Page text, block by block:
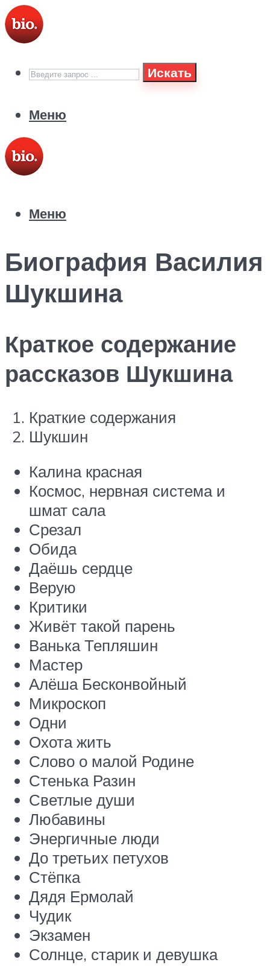
Искать
Меню
Меню
Биография Василия
Шукшина
Краткое содержание
рассказов Шукшина
Краткие содержания
Шукшин
Калина красная
Космос, нервная система и
шмат сала
Срезал
Обида
Даёшь сердце
Верую
Критики
Живёт такой парень
Ванька Тепляшин
Мастер
Алёша Бесконвойный
Микроскоп
Одни
Охота жить
Слово о малой Родине
Стенька Разин
Светлые души
Любавины
Энергичные люди
До третьих петухов
Стёпка
Дядя Ермолай
Чудик
Экзамен
Солнце, старик и девушка